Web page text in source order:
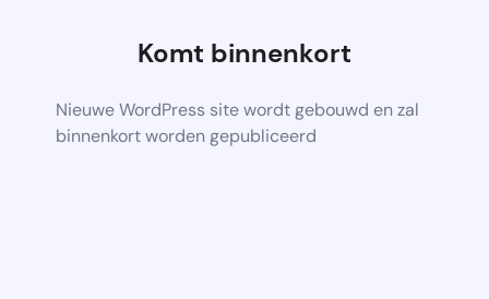
Komt binnenkort
Nieuwe WordPress site wordt gebouwd en zal
binnenkort worden gepubliceerd